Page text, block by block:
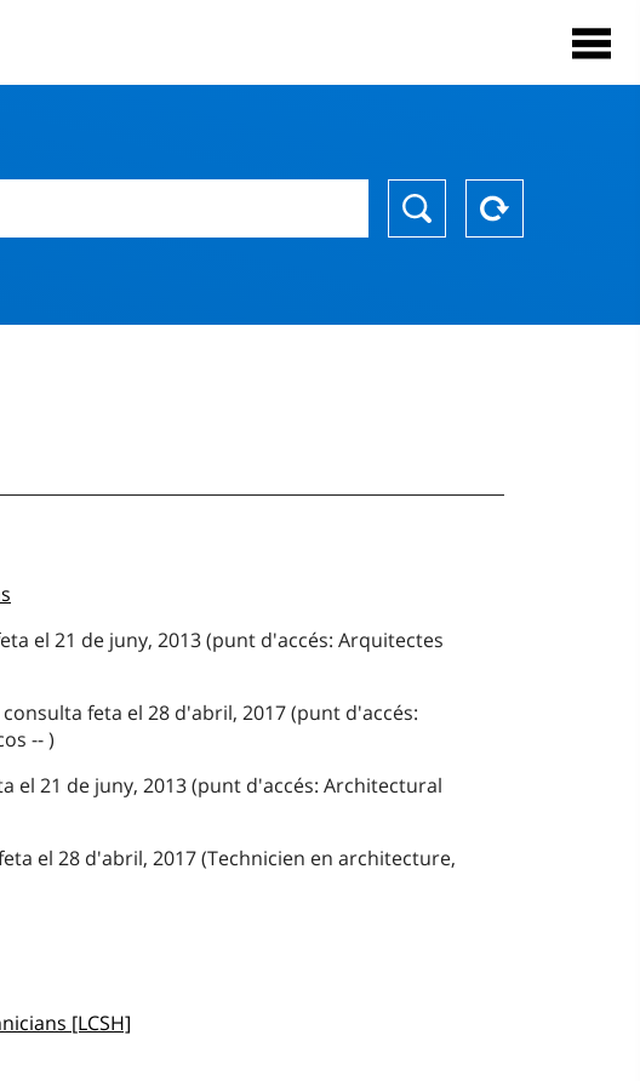
el 21 de juny, 2013 (punt d'accés: Arquitectes
feta el 28 d'abril, 2017 (punt d'accés:
-- )
el 21 de juny, 2013 (punt d'accés: Architectural
el 28 d'abril, 2017 (Technicien en architecture,
[LCSH]